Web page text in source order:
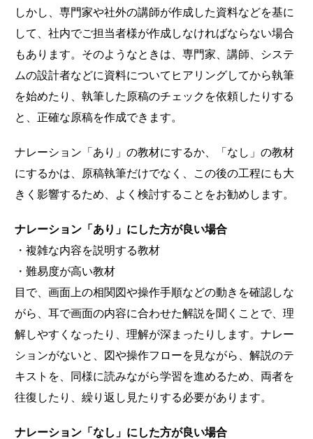
しかし、専門家や社外の講師が作成した資料などを基に
して、社内でご担当者様が作成しなければならない場合
もあります。そのようなときは、専門家、講師、システ
ムの設計者などに資料についてヒアリングしてから執筆
を始めたり、執筆した原稿のチェックを依頼したりする
と、正確な原稿を作成できます。
ナレーション「あり」の教材にするか、「なし」の教材
にするかは、原稿執筆だけでなく、この後の工程にも大
きく影響するため、よく検討することをお勧めします。
ナレーション「あり」にした方が良い場合
・複雑な内容を説明する教材
・難易度が高い教材
目で、画面上の相関図や操作手順などの動きを確認しな
がら、耳で画面の内容に合わせた解説を聞くことで、理
解しやすくなったり、理解が深まったりします。ナレー
ションがないと、図や操作フローを見ながら、解説のテ
キストを、同様に読みながら学習を進めるため、両者を
往復したり、繰り返し見たりする必要があります。
ナレーション「なし」にした方が良い場合